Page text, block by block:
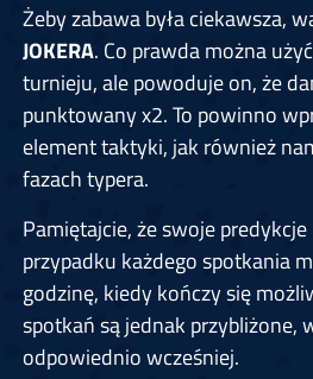
Żeby zabawa była ciekawsza,
JOKERA. Co prawda można
turnieju, ale powoduje on, że
punktowany x2. To powinno
element taktyki, jak również
fazach typera.
Pamiętajcie, że swoje
przypadku każdego spotkania
godzinę, kiedy kończy się
spotkań są jednak przybliżone,
odpowiednio wcześniej.